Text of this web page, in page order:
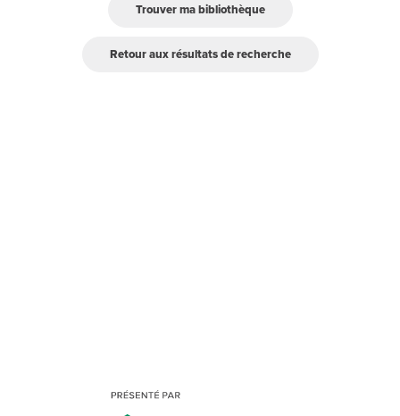
Trouver ma bibliothèque
Retour aux résultats de recherche